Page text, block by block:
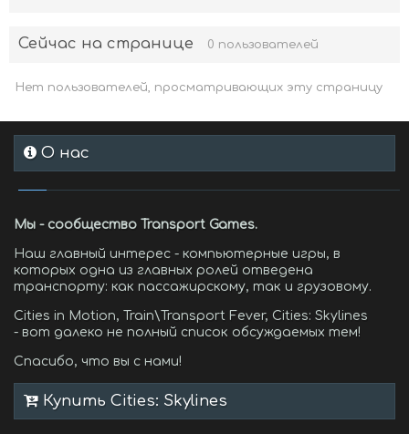
Сейчас на странице 0 пользователей
Нет пользователей, просматривающих эту страницу
О нас
Мы - сообщество Transport Games.
Наш главный интерес - компьютерные игры, в
которых одна из главных ролей отведена
транспорту: как пассажирскому, так и грузовому.
Cities in Motion, Train\Transport Fever, Cities: Skylines
- вот далеко не полный список обсуждаемых тем!
Спасибо, что вы с нами!
Купить Cities: Skylines